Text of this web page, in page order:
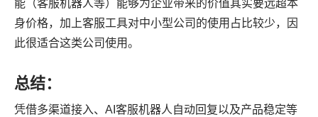
能（客服机器人等）能够为企业带来的价值其实要远超本
身价格，加上客服工具对中小型公司的使用占比较少，因
此很适合这类公司使用。
总结：
凭借多渠道接入、AI客服机器人自动回复以及产品稳定等